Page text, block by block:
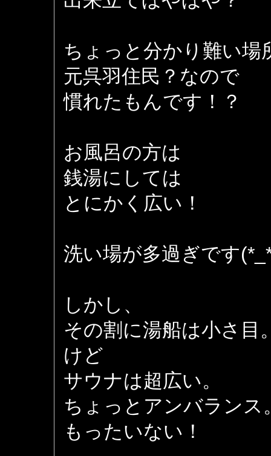
ちょっと分かり難い場
元呉羽住民？なので
慣れたもんです！？
お風呂の方は
銭湯にしては
とにかく広い！
洗い場が多過ぎです
しかし、
その割に湯船は小さ目
けど
サウナは超広い。
ちょっとアンバランス
もったいない！